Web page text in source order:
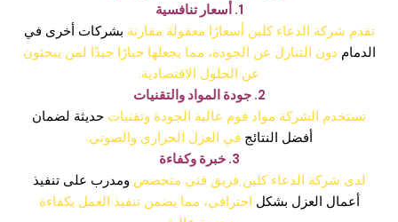
1. أسعار تنافسية
تقدم شركة الدعاء كلين أسعارًا معقولة مقارنة بشركات أخرى في
الدمام دون التنازل عن الجودة، مما يجعلها خيارًا جيدًا لمن يبحثون
عن الحلول الاقتصادية.
2. جودة المواد والتقنيات
تستخدم الشركة مواد فوم عالية الجودة وتقنيات حديثة لضمان
أفضل النتائج في العزل الحراري والصوتي.
3. خبرة وكفاءة
لدى شركة الدعاء كلين فريق فني متخصص ومدرب على تنفيذ
أعمال العزل بشكل احترافي، مما يضمن تنفيذ العمل بكفاءة